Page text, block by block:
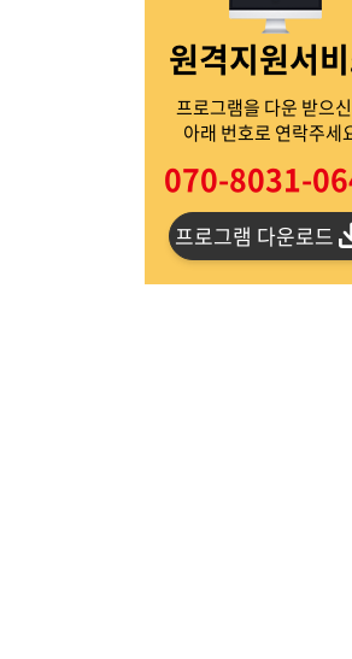
은진송씨의 전달 사항을원격지원서
프로그램을 다운 받으
아래 번호로 연락주세
070-8031-
프로그램 다운로드